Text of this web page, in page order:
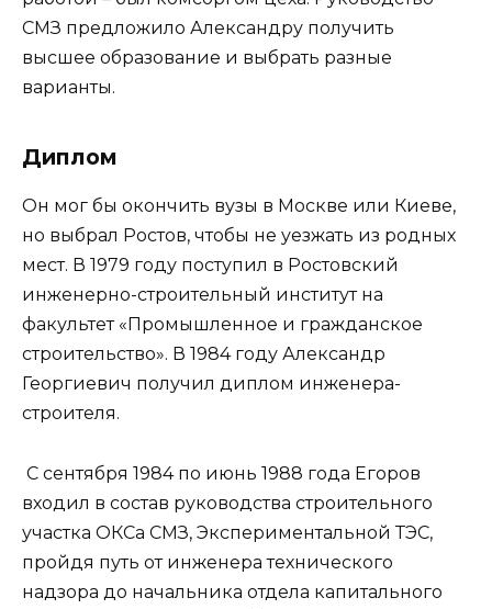
СМЗ предложило Александру получить
высшее образование и выбрать разные
варианты.
Диплом
Он мог бы окончить вузы в Москве или Киеве,
но выбрал Ростов, чтобы не уезжать из родных
мест. В 1979 году поступил в Ростовский
инженерно-строительный институт на
факультет «Промышленное и гражданское
строительство». В 1984 году Александр
Георгиевич получил диплом инженера-
строителя.
С сентября 1984 по июнь 1988 года Егоров
входил в состав руководства строительного
участка ОКСа СМЗ, Экспериментальной ТЭС,
пройдя путь от инженера технического
надзора до начальника отдела капитального